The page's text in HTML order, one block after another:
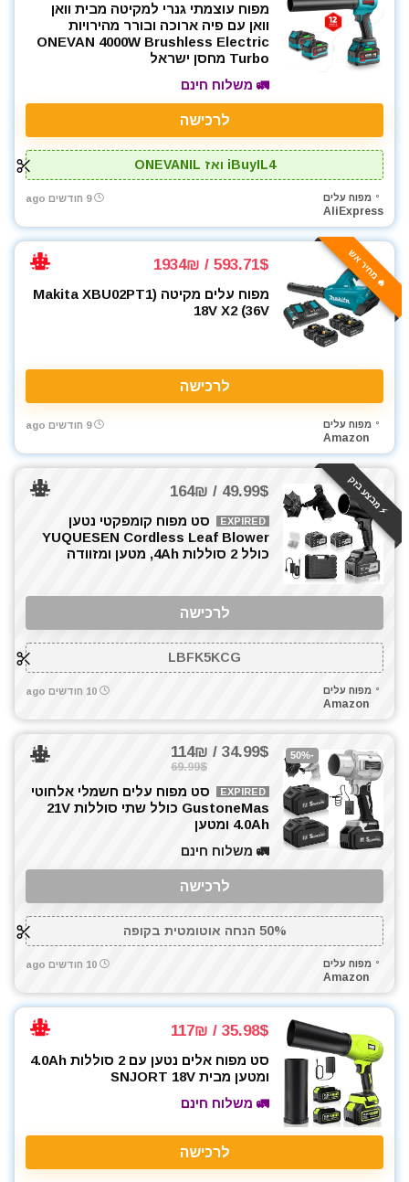
מפוח עוצמתי גנרי למקיטה מבית וואן
וואן עם פיה ארוכה ובורר מהירויות
ONEVAN 4000W Brushless Electric
Turbo מחסן ישראל
🚛 משלוח חינם
לרכישה
iBuyIL4 ואז ONEVANIL
מפוח עלים
AliExpress
9 חודשים ago
🔥 מחיר אש 593.71$ / 1934₪
מפוח עלים מקיטה (Makita XBU02PT1
18V X2 (36V
לרכישה
מפוח עלים
Amazon
9 חודשים ago
⚡️ מבצע בזק 49.99$ / 164₪
EXPIRED
סט מפוח קומפקטי נטען
YUQUESEN Cordless Leaf Blower
כולל 2 סוללות 4Ah, מטען ומזוודה
לרכישה
LBFK5KCG
מפוח עלים
Amazon
10 חודשים ago
-50%
34.99$ / 114₪
69.99$
EXPIRED
סט מפוח עלים חשמלי אלחוטי
GustoneMas כולל שתי סוללות 21V
4.0Ah ומטען
🚛 משלוח חינם
לרכישה
50% הנחה אוטומטית בקופה
מפוח עלים
Amazon
10 חודשים ago
35.98$ / 117₪
סט מפוח אלים נטען עם 2 סוללות 4.0Ah
ומטען מבית SNJORT 18V
🚛 משלוח חינם
לרכישה